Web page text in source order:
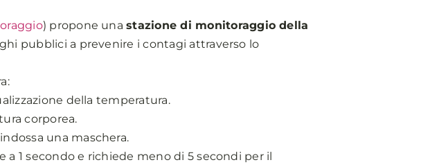
) propone unastazione di monitoraggio della
pubblici a prevenire i contagi attraverso lo
della temperatura.
corporea.
una maschera.
1 secondo e richiede meno di 5 secondi per il